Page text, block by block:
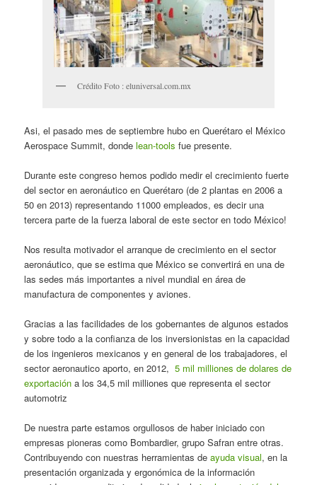
Crédito Foto : eluniversal.com.mx
Asi, el pasado mes de septiembre hubo en Querétaro el México
Aerospace Summit, dondelean-tools fue presente.
Durante este congreso hemos podido medir el crecimiento fuerte
del sector en aeronáutico en Querétaro (de 2 plantas en 2006 a
50 en 2013) representando 11000 empleados, es decir una
tercera parte de la fuerza laboral de este sector en todo México!
Nos resulta motivador el arranque de crecimiento en el sector
aeronáutico, que se estima que México se convertirá en una de
las sedes más importantes a nivel mundial en área de
manufactura de componentes y aviones.
Gracias a las facilidades de los gobernantes de algunos estados
y sobre todo a la confianza de los inversionistas en la capacidad
de los ingenieros mexicanos y en general de los trabajadores, el
sector aeronautico aporto, en 2012,5 mil milliones de dolares de
exportación a los 34,5 mil milliones que representa el sector
automotriz
De nuestra parte estamos orgullosos de haber iniciado con
empresas pioneras como Bombardier, grupo Safran entre otras.
Contribuyendo con nuestras herramientas deayuda visual, en la
presentación organizada y ergonómica de la información